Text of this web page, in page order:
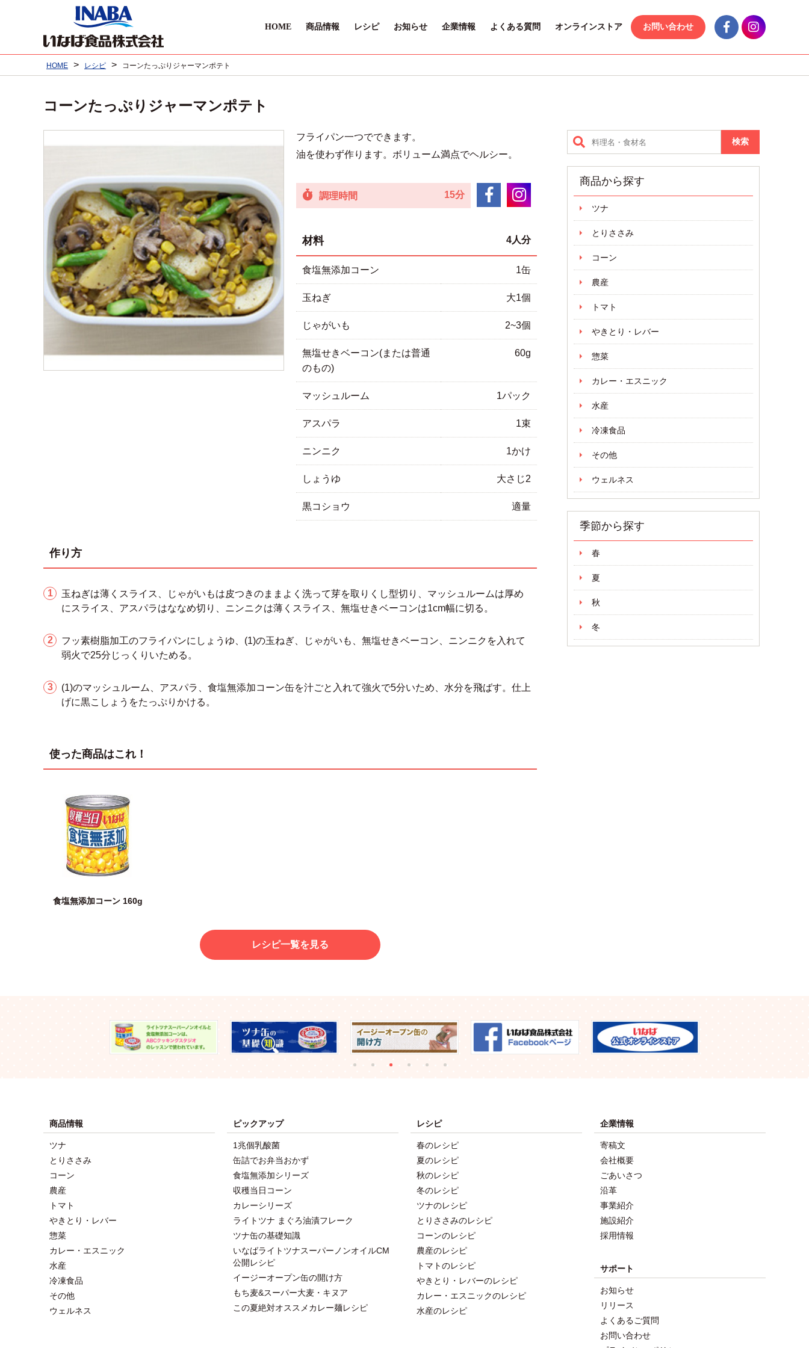
HOME 商品情報 レシピ お知らせ 企業情報 よくある質問 オンラインストア お問い合わせ
HOME > レシピ > コーンたっぷりジャーマンポテト
コーンたっぷりジャーマンポテト
フライパン一つでできます。
油を使わず作ります。ボリューム満点でヘルシー。
調理時間 15分
材料 4人分
食塩無添加コーン 1缶
玉ねぎ 大1個
じゃがいも 2~3個
無塩せきベーコン(または普通
のもの)
60g
マッシュルーム 1パック
アスパラ 1束
ニンニク 1かけ
しょうゆ 大さじ2
黒コショウ 適量
作り方
玉ねぎは薄くスライス、じゃがいもは皮つきのままよく洗って芽を取りくし型切り、マッシュルームは厚め
にスライス、アスパラはななめ切り、ニンニクは薄くスライス、無塩せきベーコンは1cm幅に切る。
フッ素樹脂加工のフライパンにしょうゆ、(1)の玉ねぎ、じゃがいも、無塩せきベーコン、ニンニクを入れて
弱火で25分じっくりいためる。
(1)のマッシュルーム、アスパラ、食塩無添加コーン缶を汁ごと入れて強火で5分いため、水分を飛ばす。仕上
げに黒こしょうをたっぷりかける。
使った商品はこれ！
食塩無添加コーン 160g
レシピ一覧を見る
商品から探す
ツナ
とりささみ
コーン
農産
トマト
やきとり・レバー
惣菜
カレー・エスニック
水産
冷凍食品
その他
ウェルネス
季節から探す
春
夏
秋
冬
商品情報
ツナ
とりささみ
コーン
農産
トマト
やきとり・レバー
惣菜
カレー・エスニック
水産
冷凍食品
その他
ウェルネス
ピックアップ
1兆個乳酸菌
缶詰でお弁当おかず
食塩無添加シリーズ
収穫当日コーン
カレーシリーズ
ライトツナ まぐろ油漬フレーク
ツナ缶の基礎知識
いなばライトツナスーパーノンオイルCM
公開レシピ
イージーオープン缶の開け方
もち麦&スーパー大麦・キヌア
この夏絶対オススメカレー麺レシピ
レシピ
春のレシピ
夏のレシピ
秋のレシピ
冬のレシピ
ツナのレシピ
とりささみのレシピ
コーンのレシピ
農産のレシピ
トマトのレシピ
やきとり・レバーのレシピ
カレー・エスニックのレシピ
水産のレシピ
企業情報
寄稿文
会社概要
ごあいさつ
沿革
事業紹介
施設紹介
採用情報
サポート
お知らせ
リリース
よくあるご質問
お問い合わせ